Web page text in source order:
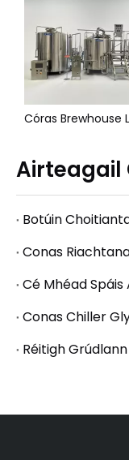
Córas Brewhouse Leictreach 1000L
Airteagail